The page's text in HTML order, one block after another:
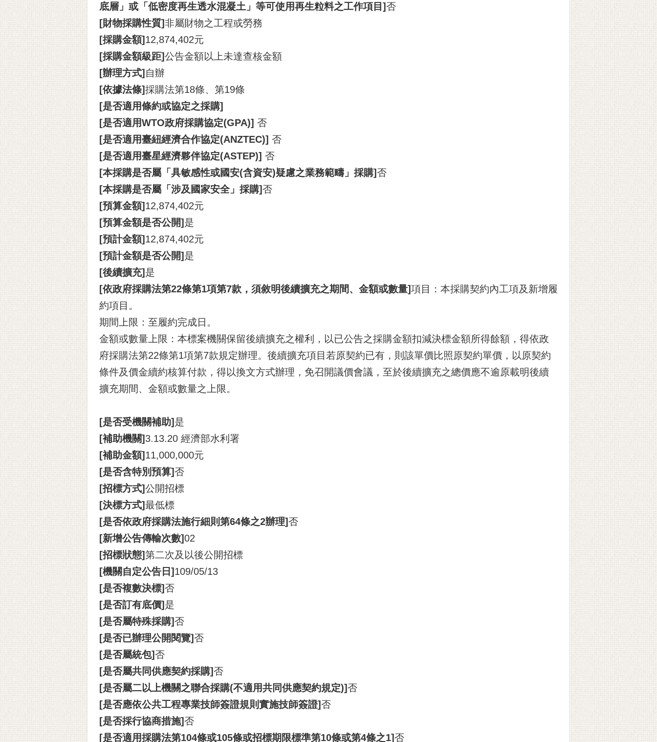
底層」或「低密度再生透水混凝土」等可使用再生粒料之工作項目]否
[財物採購性質]非屬財物之工程或勞務
[採購金額] 12,874,402元
[採購金額級距]公告金額以上未達查核金額
[辦理方式] 自辦
[依據法條]採購法第18條、第19條
[是否適用條約或協定之採購]
[是否適用WTO政府採購協定(GPA)] 否
[是否適用臺紐經濟合作協定(ANZTEC)] 否
[是否適用臺星經濟夥伴協定(ASTEP)] 否
[本採購是否屬「具敏感性或國安(含資安)疑慮之業務範疇」採購]否
[本採購是否屬「涉及國家安全」採購]否
[預算金額] 12,874,402元
[預算金額是否公開] 是
[預計金額] 12,874,402元
[預計金額是否公開] 是
[後續擴充] 是
[依政府採購法第22條第1項第7款，須敘明後續擴充之期間、金額或數量]項目：本採購契約內工項及新增履
約項目。
期間上限：至履約完成日。
金額或數量上限：本標案機關保留後續擴充之權利，以已公告之採購金額扣減決標金額所得餘額，得依政
府採購法第22條第1項第7款規定辦理。後續擴充項目若原契約已有，則該單價比照原契約單價，以原契約
條件及價金續約核算付款，得以換文方式辦理，免召開議價會議，至於後續擴充之總價應不逾原載明後續
擴充期間、金額或數量之上限。
[是否受機關補助] 是
[補助機關] 3.13.20 經濟部水利署
[補助金額] 11,000,000元
[是否含特別預算]否
[招標方式]公開招標
[決標方式]最低標
[是否依政府採購法施行細則第64條之2辦理]否
[新增公告傳輸次數]02
[招標狀態]第二次及以後公開招標
[機關自定公告日] 109/05/13
[是否複數決標]否
[是否訂有底價] 是
[是否屬特殊採購]否
[是否已辦理公開閱覽]否
[是否屬統包]否
[是否屬共同供應契約採購]否
[是否屬二以上機關之聯合採購(不適用共同供應契約規定)]否
[是否應依公共工程專業技師簽證規則實施技師簽證]否
[是否採行協商措施]否
[是否適用採購法第104條或105條或招標期限標準第10條或第4條之1]否